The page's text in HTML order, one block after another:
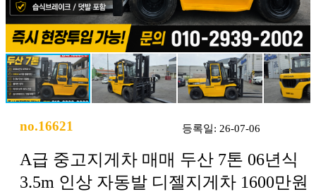
no.16621 등록일: 26-07-06
A급 중고지게차 매매 두산 7톤 06년식
3.5m 인상 자동발 디젤지게차 1600만원